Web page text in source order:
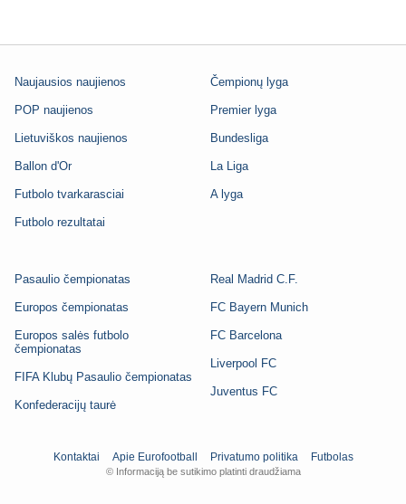
Naujausios naujienos
POP naujienos
Lietuviškos naujienos
Ballon d'Or
Futbolo tvarkarasciai
Futbolo rezultatai
Čempionų lyga
Premier lyga
Bundesliga
La Liga
A lyga
Pasaulio čempionatas
Europos čempionatas
Europos salės futbolo
čempionatas
FIFA Klubų Pasaulio čempionatas
Konfederacijų taurė
Real Madrid C.F.
FC Bayern Munich
FC Barcelona
Liverpool FC
Juventus FC
Kontaktai Apie Eurofootball Privatumo politika Futbolas
© Informaciją be sutikimo platinti draudžiama